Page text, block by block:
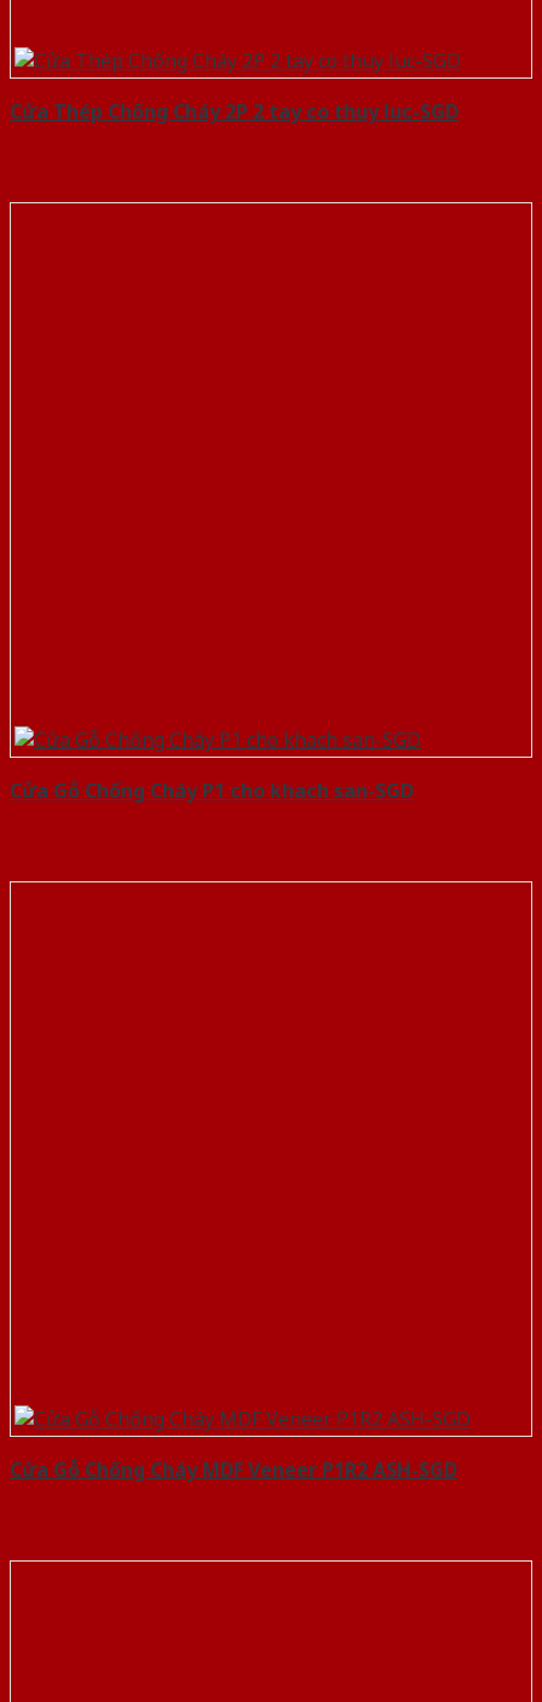
Cửa Thép Chống Cháy 2P 2 tay co thuy luc-SGD
Cửa Gỗ Chống Cháy P1 cho khach san-SGD
Cửa Gỗ Chống Cháy MDF Veneer P1R2 ASH-SGD